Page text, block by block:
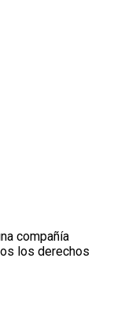
compañía
los derechos